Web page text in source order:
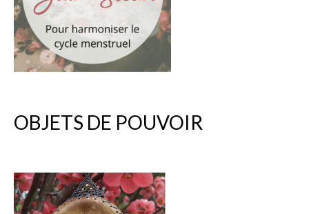
OBJETS DE POUVOIR